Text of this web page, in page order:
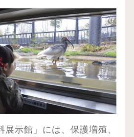
展示館」には、保護増殖、